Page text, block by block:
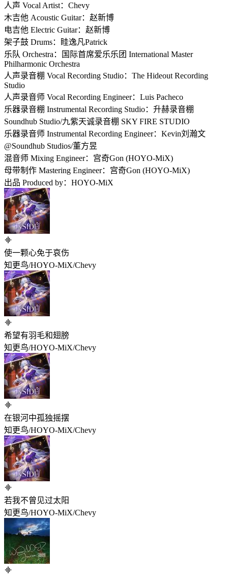
人声 Vocal Artist：Chevy
木吉他 Acoustic Guitar：赵新博
电吉他 Electric Guitar：赵新博
架子鼓 Drums：眭逸凡Patrick
乐队 Orchestra：国际首席爱乐乐团 International Master
Philharmonic Orchestra
人声录音棚 Vocal Recording Studio：The Hideout Recording
Studio
人声录音师 Vocal Recording Engineer：Luis Pacheco
乐器录音棚 Instrumental Recording Studio：升赫录音棚
Soundhub Studio/九紫天诚录音棚 SKY FIRE STUDIO
乐器录音师 Instrumental Recording Engineer：Kevin刘瀚文
@Soundhub Studios/董方昱
混音师 Mixing Engineer：宫奇Gon (HOYO-MiX)
母带制作 Mastering Engineer：宫奇Gon (HOYO-MiX)
出品 Produced by：HOYO-MiX
使一颗心免于哀伤
知更鸟/HOYO-MiX/Chevy
希望有羽毛和翅膀
知更鸟/HOYO-MiX/Chevy
在银河中孤独摇摆
知更鸟/HOYO-MiX/Chevy
若我不曾见过太阳
知更鸟/HOYO-MiX/Chevy